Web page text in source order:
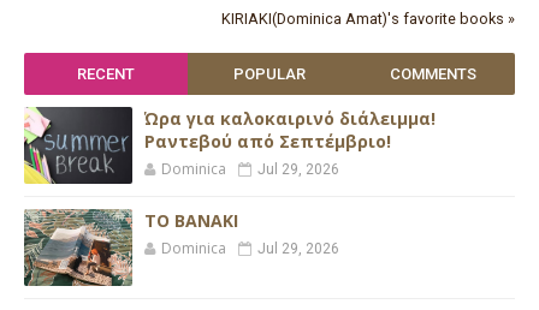
KIRIAKI(Dominica Amat)'s favorite books »
RECENT POPULAR COMMENTS
Ώρα για καλοκαιρινό διάλειμμα!
Ραντεβού από Σεπτέμβριο!
Dominica Jul 29, 2026
ΤΟ ΒΑΝΑΚΙ
Dominica Jul 29, 2026